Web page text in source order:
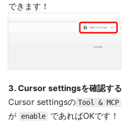
できます！
3. Cursor settingsを確認する
Cursor settingsの Tool & MCP
が enable であればOKです！